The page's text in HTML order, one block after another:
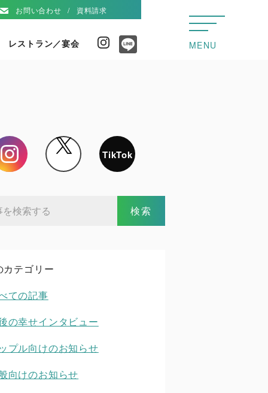
お問い合わせ 資料請求
レストラン／宴会 Instagram MENU
Instagram
TikTok
カテゴリー
ての記事
の幸せインタビュー
プル向けのお知らせ
向けのお知らせ